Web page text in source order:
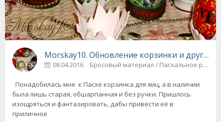
Morskay10. Обновление корзинки и другие
08.04.2016 Бросовый материал / Пасхальное
Понадобилась мне к Пасхе корзинка для яиц, а в наличии
была лишь старая, обшарпанная и без ручки. Пришлось
изощряться и фантазировать, дабы привести её в
приличное